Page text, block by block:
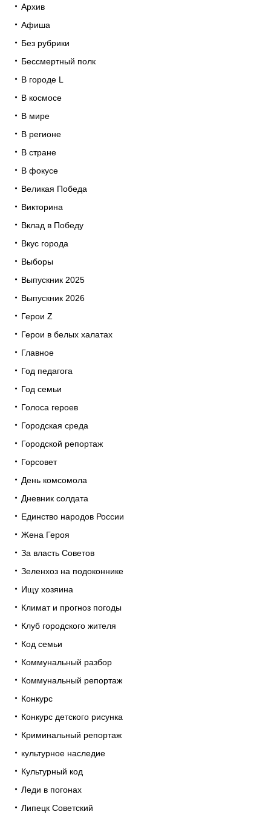
Архив
Афиша
Без рубрики
Бессмертный полк
В городе L
В космосе
В мире
В регионе
В стране
В фокусе
Великая Победа
Викторина
Вклад в Победу
Вкус города
Выборы
Выпускник 2025
Выпускник 2026
Герои Z
Герои в белых халатах
Главное
Год педагога
Год семьи
Голоса героев
Городская среда
Городской репортаж
Горсовет
День комсомола
Дневник солдата
Единство народов России
Жена Героя
За власть Советов
Зеленхоз на подоконнике
Ищу хозяина
Климат и прогноз погоды
Клуб городского жителя
Код семьи
Коммунальный разбор
Коммунальный репортаж
Конкурс
Конкурс детского рисунка
Криминальный репортаж
культурное наследие
Культурный код
Леди в погонах
Липецк Советский